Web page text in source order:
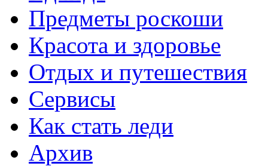
Предметы роскоши
Красота и здоровье
Отдых и путешествия
Сервисы
Как стать леди
Архив